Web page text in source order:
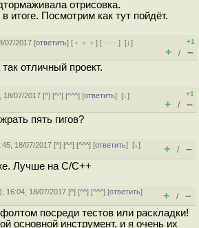
отрисовка.
итоге. Посмотрим как тут пойдёт.
07/2017 [ответить] [ ﹢﹢﹢] [ · · ·][↓]
+1
+ / –
отличный проект.
18/07/2017 [^] [^^] [^^^] [ответить][↓]
+1
+ / –
пять гигов?
18/07/2017 [^] [^^] [^^^] [ответить][↓]
+ / –
Лучше на С/С++
), 16:04, 18/07/2017 [^] [^^] [^^^] [ответить]
+ / –
посреди тестов или раскладки!
основной инструмент, и я очень их